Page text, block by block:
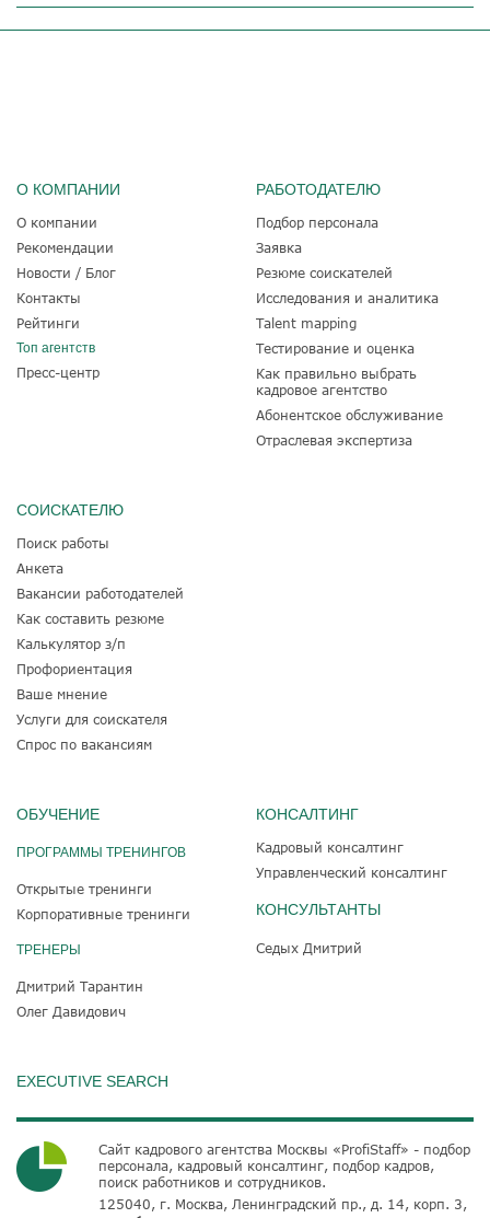
О КОМПАНИИ
О компании
Рекомендации
Новости / Блог
Контакты
Рейтинги
Топ агентств
Пресс-центр
РАБОТОДАТЕЛЮ
Подбор персонала
Заявка
Резюме соискателей
Исследования и аналитика
Talent mapping
Тестирование и оценка
Как правильно выбрать
кадровое агентство
Абонентское обслуживание
Отраслевая экспертиза
СОИСКАТЕЛЮ
Поиск работы
Анкета
Вакансии работодателей
Как составить резюме
Калькулятор з/п
Профориентация
Ваше мнение
Услуги для соискателя
Спрос по вакансиям
ОБУЧЕНИЕ
ПРОГРАММЫ ТРЕНИНГОВ
Открытые тренинги
Корпоративные тренинги
ТРЕНЕРЫ
Дмитрий Тарантин
Олег Давидович
КОНСАЛТИНГ
Кадровый консалтинг
Управленческий консалтинг
КОНСУЛЬТАНТЫ
Седых Дмитрий
EXECUTIVE SEARCH
Сайт кадрового агентства Москвы «ProfiStaff» - подбор
персонала, кадровый консалтинг, подбор кадров,
поиск работников и сотрудников.
125040, г. Москва, Ленинградский пр., д. 14, корп. 3,